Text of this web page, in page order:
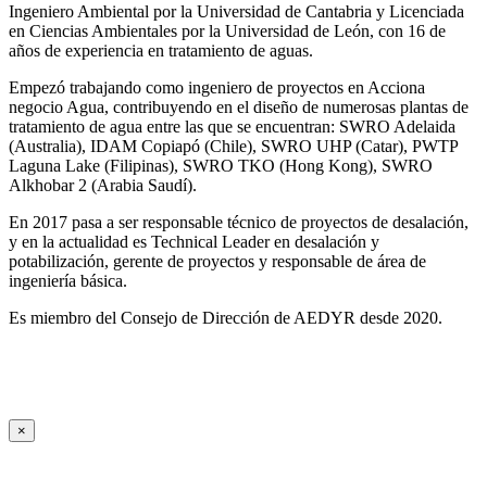
Ingeniero Ambiental por la Universidad de Cantabria y Licenciada
en Ciencias Ambientales por la Universidad de León, con 16 de
años de experiencia en tratamiento de aguas.
Empezó trabajando como ingeniero de proyectos en Acciona
negocio Agua, contribuyendo en el diseño de numerosas plantas de
tratamiento de agua entre las que se encuentran: SWRO Adelaida
(Australia), IDAM Copiapó (Chile), SWRO UHP (Catar), PWTP
Laguna Lake (Filipinas), SWRO TKO (Hong Kong), SWRO
Alkhobar 2 (Arabia Saudí).
En 2017 pasa a ser responsable técnico de proyectos de desalación,
y en la actualidad es Technical Leader en desalación y
potabilización, gerente de proyectos y responsable de área de
ingeniería básica.
Es miembro del Consejo de Dirección de AEDYR desde 2020.
×